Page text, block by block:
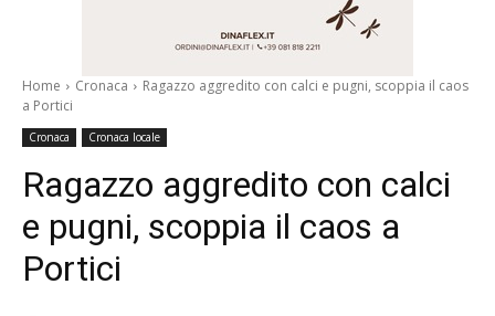
Home Cronaca
Ragazzo aggredito con calci e pugni, scoppia il caos
a Portici
Cronaca Cronaca locale
Ragazzo aggredito con calci
e pugni, scoppia il caos a
Portici